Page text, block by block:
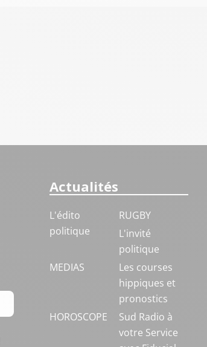
Actualités
L'édito
politique
RUGBY
L'invité
politique
MEDIAS
Les courses
hippiques et
pronostics
HOROSCOPE
Sud Radio à
votre Service